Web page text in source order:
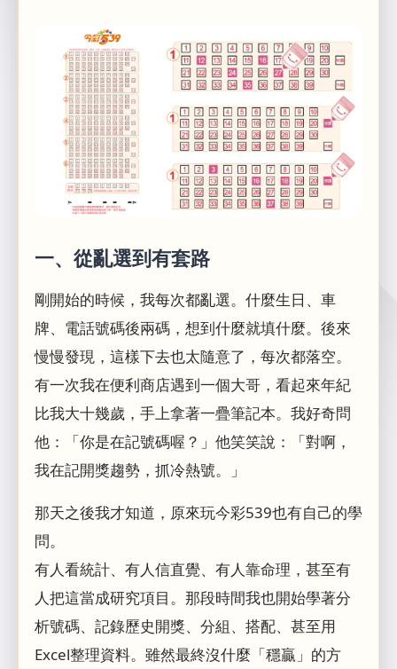
一、從亂選到有套路
剛開始的時候，我每次都亂選。什麼生日、車
牌、電話號碼後兩碼，想到什麼就填什麼。後來
慢慢發現，這樣下去也太隨意了，每次都落空。
有一次我在便利商店遇到一個大哥，看起來年紀
比我大十幾歲，手上拿著一疊筆記本。我好奇問
他：「你是在記號碼喔？」他笑笑說：「對啊，
我在記開獎趨勢，抓冷熱號。」
那天之後我才知道，原來玩今彩539也有自己的學
問。
有人看統計、有人信直覺、有人靠命理，甚至有
人把這當成研究項目。那段時間我也開始學著分
析號碼、記錄歷史開獎、分組、搭配、甚至用
Excel整理資料。雖然最終沒什麼「穩贏」的方